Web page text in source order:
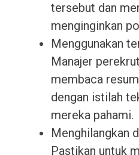
tersebut dan
menginginkan
Menggunakan
Manajer
membaca
dengan istilah
mereka pahami.
Menghilangkan
Pastikan untuk